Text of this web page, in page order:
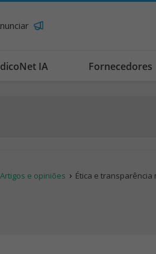
IA Fornecedores
Artigos e opiniões Ética e